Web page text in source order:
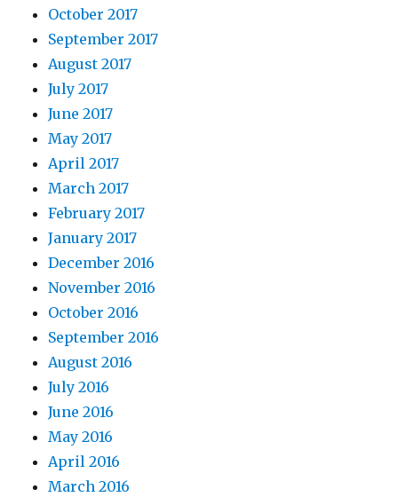
October 2017
September 2017
August 2017
July 2017
June 2017
May 2017
April 2017
March 2017
February 2017
January 2017
December 2016
November 2016
October 2016
September 2016
August 2016
July 2016
June 2016
May 2016
April 2016
March 2016